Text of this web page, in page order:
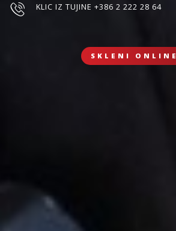
KLIC IZ TUJINE +386 2 222 28 64
SKLENI ONLINE